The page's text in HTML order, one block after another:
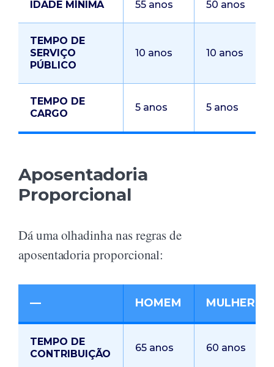
IDADE MÍNIMA 55 anos 50 anos
TEMPO DE
SERVIÇO
PÚBLICO
10 anos 10 anos
TEMPO DE
CARGO
5 anos 5 anos
Aposentadoria
Proporcional
Dá uma olhadinha nas regras de
aposentadoria proporcional:
— HOMEM MULHER
TEMPO DE
CONTRIBUIÇÃO
65 anos 60 anos